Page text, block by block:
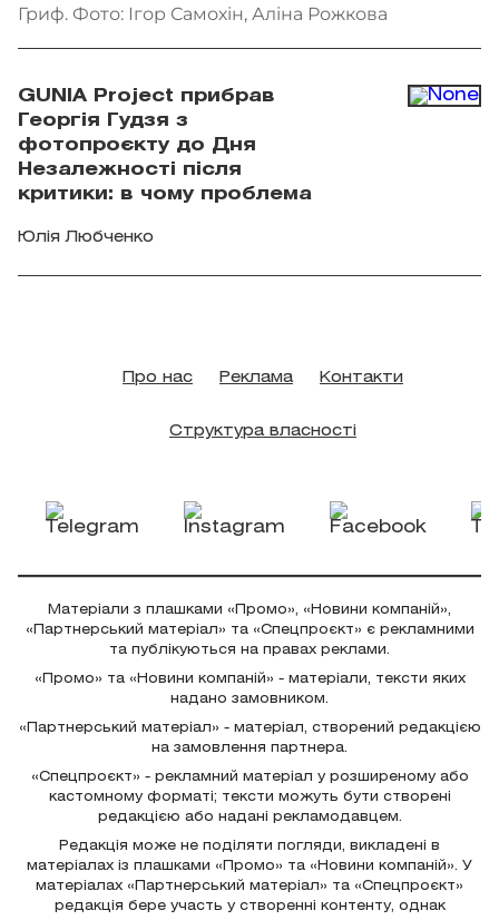
Гриф. Фото: Ігор Самохін, Аліна Рожкова
GUNIA Project прибрав
Георгія Гудзя з
фотопроєкту до Дня
Незалежності після
критики: в чому проблема
Юлія Любченко
Про нас Реклама Контакти
Структура власності
Матеріали з плашками «Промо», «Новини компаній»,
«Партнерський матеріал» та «Спецпроєкт» є рекламними
та публікуються на правах реклами.
«Промо» та «Новини компаній» - матеріали, тексти яких
надано замовником.
«Партнерський матеріал» - матеріал, створений редакцією
на замовлення партнера.
«Спецпроєкт» - рекламний матеріал у розширеному або
кастомному форматі; тексти можуть бути створені
редакцією або надані рекламодавцем.
Редакція може не поділяти погляди, викладені в
матеріалах із плашками «Промо» та «Новини компаній». У
матеріалах «Партнерський матеріал» та «Спецпроєкт»
редакція бере участь у створенні контенту, однак